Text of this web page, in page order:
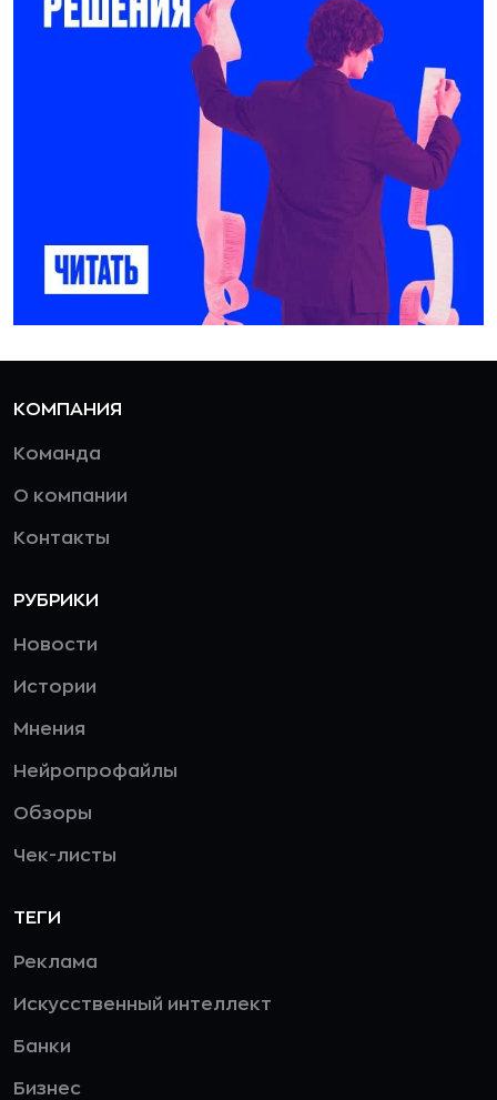
КОМПАНИЯ
Команда
О компании
Контакты
РУБРИКИ
Новости
Истории
Мнения
Нейропрофайлы
Обзоры
Чек-листы
ТЕГИ
Реклама
Искусственный интеллект
Банки
Бизнес